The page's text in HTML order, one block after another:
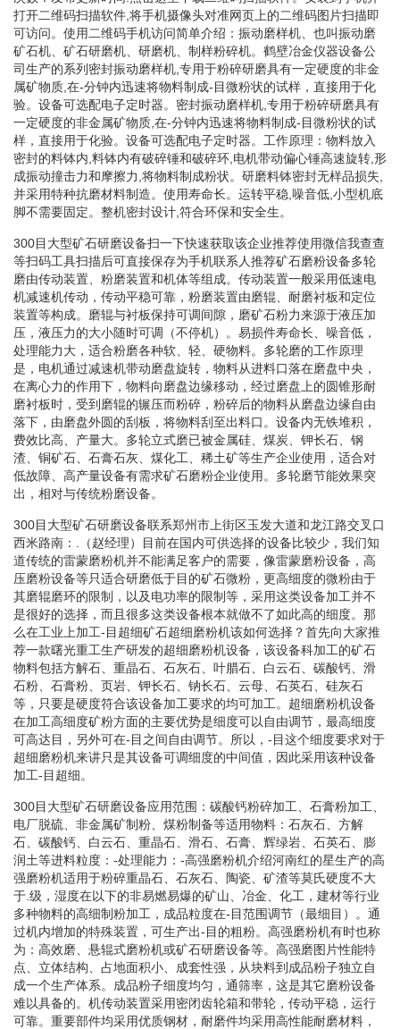
打开二维码扫描软件,将手机摄像头对准网页上的二维码图片扫描即
可访问。使用二维码手机访问简单介绍：振动磨样机、也叫振动磨
矿石机、矿石研磨机、研磨机、制样粉碎机。鹤壁冶金仪器设备公
司生产的系列密封振动磨样机,专用于粉碎研磨具有一定硬度的非金
属矿物质,在-分钟内迅速将物料制成-目微粉状的试样，直接用于化
验。设备可选配电子定时器。密封振动磨样机,专用于粉碎研磨具有
一定硬度的非金属矿物质,在-分钟内迅速将物料制成-目微粉状的试
样，直接用于化验。设备可选配电子定时器。工作原理：物料放入
密封的料钵内,料钵内有破碎锤和破碎环,电机带动偏心锤高速旋转,形
成振动撞击力和摩擦力,将物料制成粉状。研磨料钵密封无样品损失,
并采用特种抗磨材料制造。使用寿命长。运转平稳,噪音低,小型机底
脚不需要固定。整机密封设计,符合环保和安全生。
300目大型矿石研磨设备扫一下快速获取该企业推荐使用微信我查查
等扫码工具扫描后可直接保存为手机联系人推荐矿石磨粉设备多轮
磨由传动装置、粉磨装置和机体等组成。传动装置一般采用低速电
机减速机传动，传动平稳可靠，粉磨装置由磨辊、耐磨衬板和定位
装置等构成。磨辊与衬板保持可调间隙，磨矿石粉力来源于液压加
压，液压力的大小随时可调（不停机）。易损件寿命长、噪音低，
处理能力大，适合粉磨各种软、轻、硬物料。多轮磨的工作原理
是，电机通过减速机带动磨盘旋转，物料从进料口落在磨盘中央，
在离心力的作用下，物料向磨盘边缘移动，经过磨盘上的圆锥形耐
磨衬板时，受到磨辊的辗压而粉碎，粉碎后的物料从磨盘边缘自由
落下，由磨盘外圆的刮板，将物料刮至出料口。设备内无铁堆积，
费效比高、产量大。多轮立式磨已被金属硅、煤炭、钾长石、钢
渣、铜矿石、石膏石灰、煤化工、稀土矿等生产企业使用，适合对
低故障、高产量设备有需求矿石磨粉企业使用。多轮磨节能效果突
出，相对与传统粉磨设备。
300目大型矿石研磨设备联系郑州市上街区玉发大道和龙江路交叉口
西米路南：.（赵经理）目前在国内可供选择的设备比较少，我们知
道传统的雷蒙磨粉机并不能满足客户的需要，像雷蒙磨粉设备，高
压磨粉设备等只适合研磨低于目的矿石微粉，更高细度的微粉由于
其磨辊磨环的限制，以及电功率的限制等，采用这类设备加工并不
是很好的选择，而且很多这类设备根本就做不了如此高的细度。那
么在工业上加工-目超细矿石超细磨粉机该如何选择？首先向大家推
荐一款曙光重工生产研发的超细磨粉机设备，该设备科加工的矿石
物料包括方解石、重晶石、石灰石、叶腊石、白云石、碳酸钙、滑
石粉、石膏粉、页岩、钾长石、钠长石、云母、石英石、硅灰石
等，只要是硬度符合该设备加工要求的均可加工。超细磨粉机设备
在加工高细度矿粉方面的主要优势是细度可以自由调节，最高细度
可高达目，另外可在-目之间自由调节。所以，-目这个细度要求对于
超细磨粉机来讲只是其设备可调细度的中间值，因此采用该种设备
加工-目超细。
300目大型矿石研磨设备应用范围：碳酸钙粉碎加工、石膏粉加工、
电厂脱硫、非金属矿制粉、煤粉制备等适用物料：石灰石、方解
石、碳酸钙、白云石、重晶石、滑石、石膏、辉绿岩、石英石、膨
润土等进料粒度：-处理能力：-高强磨粉机介绍河南红的星生产的高
强磨粉机适用于粉碎重晶石、石灰石、陶瓷、矿渣等莫氏硬度不大
于.级，湿度在以下的非易燃易爆的矿山、冶金、化工，建材等行业
多种物料的高细制粉加工，成品粒度在-目范围调节（最细目）。通
过机内增加的特殊装置，可生产出-目的粗粉。高强磨粉机有时也称
为：高效磨、悬辊式磨粉机或矿石研磨设备等。高强磨图片性能特
点、立体结构、占地面积小、成套性强，从块料到成品粉子独立自
成一个生产体系。成品粉子细度均匀，通筛率，这是其它磨粉设备
难以具备的。机传动装置采用密闭齿轮箱和带轮，传动平稳，运行
可靠。重要部件均采用优质钢材，耐磨件均采用高性能耐磨材料，